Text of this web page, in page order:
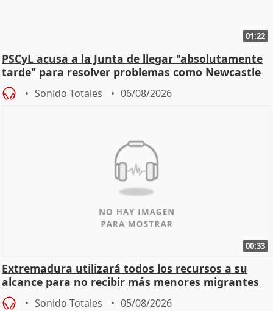
01:22
PSCyL acusa a la Junta de llegar "absolutamente
tarde" para resolver problemas como Newcastle
Sonido Totales 06/08/2026
00:33
Extremadura utilizará todos los recursos a su
alcance para no recibir más menores migrantes
Sonido Totales 05/08/2026